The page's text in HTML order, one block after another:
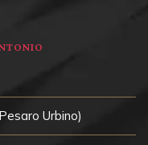
Urbino)